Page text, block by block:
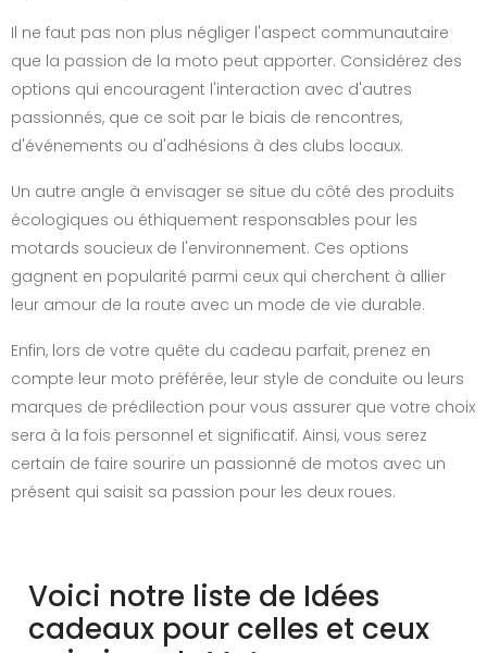
Il ne faut pas non plus négliger l'aspect communautaire
que la passion de la moto peut apporter. Considérez des
options qui encouragent l'interaction avec d'autres
passionnés, que ce soit par le biais de rencontres,
d'événements ou d'adhésions à des clubs locaux.
Un autre angle à envisager se situe du côté des produits
écologiques ou éthiquement responsables pour les
motards soucieux de l'environnement. Ces options
gagnent en popularité parmi ceux qui cherchent à allier
leur amour de la route avec un mode de vie durable.
Enfin, lors de votre quête du cadeau parfait, prenez en
compte leur moto préférée, leur style de conduite ou leurs
marques de prédilection pour vous assurer que votre choix
sera à la fois personnel et significatif. Ainsi, vous serez
certain de faire sourire un passionné de motos avec un
présent qui saisit sa passion pour les deux roues.
Voici notre liste de Idées
cadeaux pour celles et ceux